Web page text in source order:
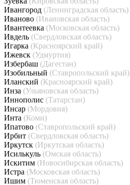
Ивангород (Ленинградская область)
Иваново (Ивановская область)
Ивантеевка (Московская область)
Ивдель (Свердловская область)
Игарка (Красноярский край)
Ижевск (Удмуртия)
Избербаш (Дагестан)
Изобильный (Ставропольский край)
Иланский (Красноярский край)
Инза (Ульяновская область)
Иннополис (Татарстан)
Инсар (Мордовия)
Инта (Коми)
Ипатово (Ставропольский край)
Ирбит (Свердловская область)
Иркутск (Иркутская область)
Исилькуль (Омская область)
Искитим (Новосибирская область)
Истра (Московская область)
Ишим (Тюменская область)